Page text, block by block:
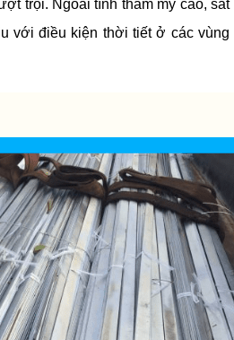
trội. Ngoài tính thẩm mỹ cao, sắt
với điều kiện thời tiết ở các vùng